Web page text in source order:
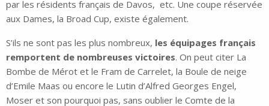
par les résidents français de Davos, etc. Une coupe réservée
aux Dames, la Broad Cup, existe également.
S’ils ne sont pas les plus nombreux, les équipages français
remportent de nombreuses victoires. On peut citer La
Bombe de Mérot et le Fram de Carrelet, la Boule de neige
d’Emile Maas ou encore le Lutin d’Alfred Georges Engel,
Moser et son pourquoi pas, sans oublier le Comte de la